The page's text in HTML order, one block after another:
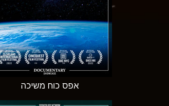
אפס כוח משיכה